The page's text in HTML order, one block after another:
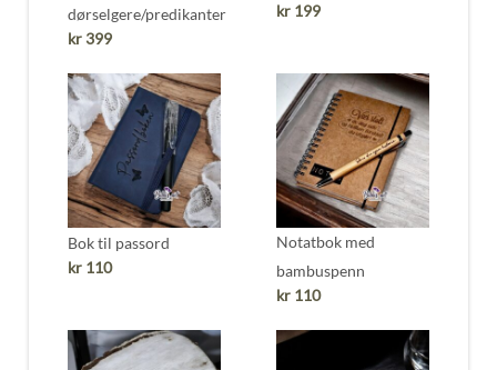
dørselgere/predikanter
kr399
kr 199
Bok til passord
kr110
Notatbok med
bambuspenn
kr 110